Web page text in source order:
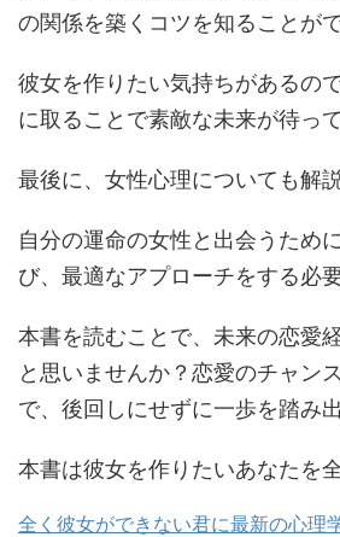
の関係を築くコツを知ることがで
彼女を作りたい気持ちがあるの
に取ることで素敵な未来が待っ
最後に、女性心理についても解
自分の運命の女性と出会うため
び、最適なアプローチをする必
本書を読むことで、未来の恋愛
と思いませんか？恋愛のチャン
で、後回しにせずに一歩を踏み
本書は彼女を作りたいあなたを
全く彼女ができない君に最新の心理